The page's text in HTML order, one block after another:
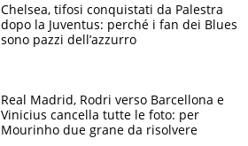
Chelsea, tifosi conquistati da Palestra
dopo la Juventus: perché i fan dei Blues
sono pazzi dell’azzurro
Real Madrid, Rodri verso Barcellona e
Vinicius cancella tutte le foto: per
Mourinho due grane da risolvere